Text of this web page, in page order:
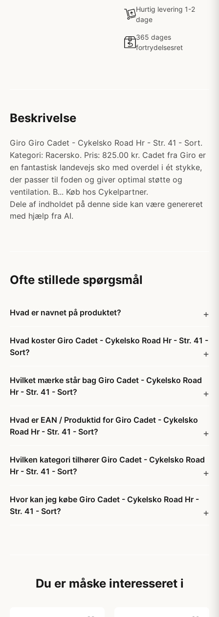
Hurtig levering 1-2
dage
365 dages
fortrydelsesret
Beskrivelse
Giro Giro Cadet - Cykelsko Road Hr - Str. 41 - Sort.
Kategori: Racersko. Pris: 825.00 kr. Cadet fra Giro er
en fantastisk landevejs sko med overdel i ét stykke,
der passer til foden og giver optimal støtte og
ventilation. B... Køb hos Cykelpartner.
Dele af indholdet på denne side kan være genereret
med hjælp fra AI.
Ofte stillede spørgsmål
Hvad er navnet på produktet?
Hvad koster Giro Cadet - Cykelsko Road Hr - Str. 41 -
Sort?
Hvilket mærke står bag Giro Cadet - Cykelsko Road
Hr - Str. 41 - Sort?
Hvad er EAN / Produktid for Giro Cadet - Cykelsko
Road Hr - Str. 41 - Sort?
Hvilken kategori tilhører Giro Cadet - Cykelsko Road
Hr - Str. 41 - Sort?
Hvor kan jeg købe Giro Cadet - Cykelsko Road Hr -
Str. 41 - Sort?
Du er måske interesseret i